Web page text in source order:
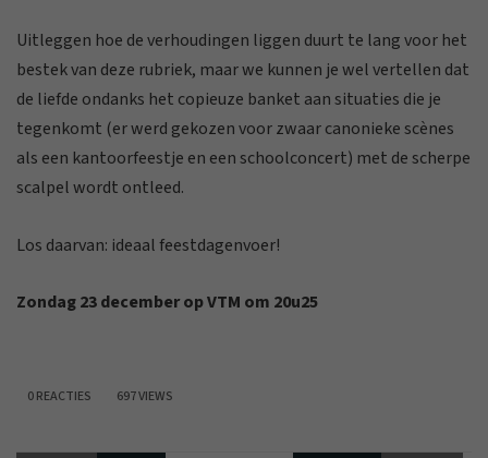
Uitleggen hoe de verhoudingen liggen duurt te lang voor het
bestek van deze rubriek, maar we kunnen je wel vertellen dat
de liefde ondanks het copieuze banket aan situaties die je
tegenkomt (er werd gekozen voor zwaar canonieke scènes
als een kantoorfeestje en een schoolconcert) met de scherpe
scalpel wordt ontleed.
Los daarvan: ideaal feestdagenvoer!
Zondag 23 december op VTM om 20u25
0 REACTIES 697 VIEWS